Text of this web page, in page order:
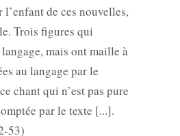
l’enfant de ces nouvelles,
Trois figures qui
mais ont maille à
au langage par le
chant qui n’est pas pure
par le texte [...].
53)